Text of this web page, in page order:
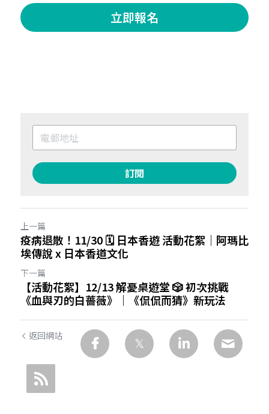
立即報名
訂閱
上一篇
疫病退散！11/30 🗓️ 日本香遊 活動花絮｜阿瑪比
埃傳說 x 日本香道文化
下一篇
【活動花絮】12/13 解憂桌遊堂 🎲 初次挑戰
《血與刃的白薔薇》｜《侃侃而猜》新玩法
返回網站